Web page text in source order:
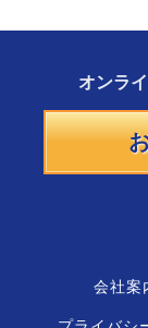
オンラ
会社案